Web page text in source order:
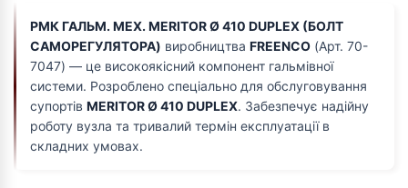
РМК ГАЛЬМ. МЕХ. MERITOR Ø 410 DUPLEX (БОЛТ
САМОРЕГУЛЯТОРА) виробництва FREENCO (Арт. 70-
7047) — це високоякісний компонент гальмівної
системи. Розроблено спеціально для обслуговування
супортів MERITOR Ø 410 DUPLEX. Забезпечує надійну
роботу вузла та тривалий термін експлуатації в
складних умовах.